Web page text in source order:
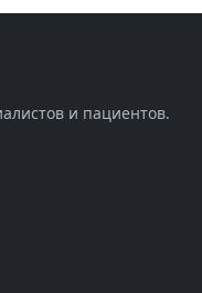
и пациентов.